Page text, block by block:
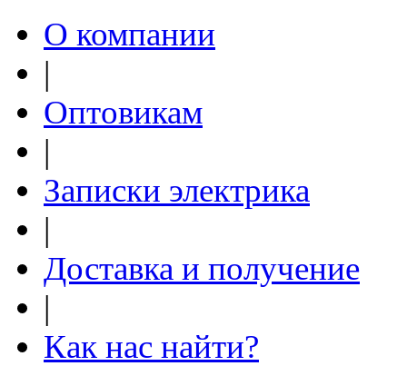
О компании
|
Оптовикам
|
Записки электрика
|
Доставка и получение
|
Как нас найти?